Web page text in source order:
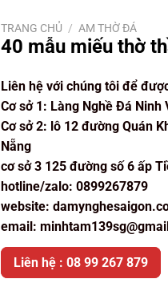
TRANG CHỦ / AM THỜ ĐÁ
40 mẫu miếu thờ
Liên hệ với chúng tôi để
Cơ sở 1: Làng Nghề Đá Ninh
Cơ sở 2: lô 12 đường Quán
Nẵng
cơ sở 3 125 đường số 6 ấp
hotline/zalo: 0899267879
website:
email:
Liên hệ : 08 99 267 879